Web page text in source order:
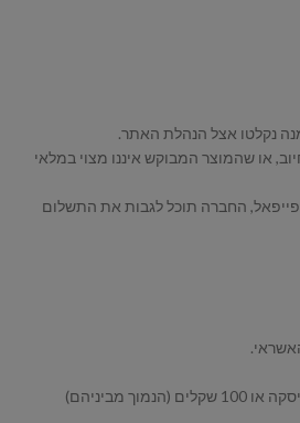
או שהמוצר המבוקש איננו מצוי במלאי
פייפאל, החברה תוכל לגבות את התשלום